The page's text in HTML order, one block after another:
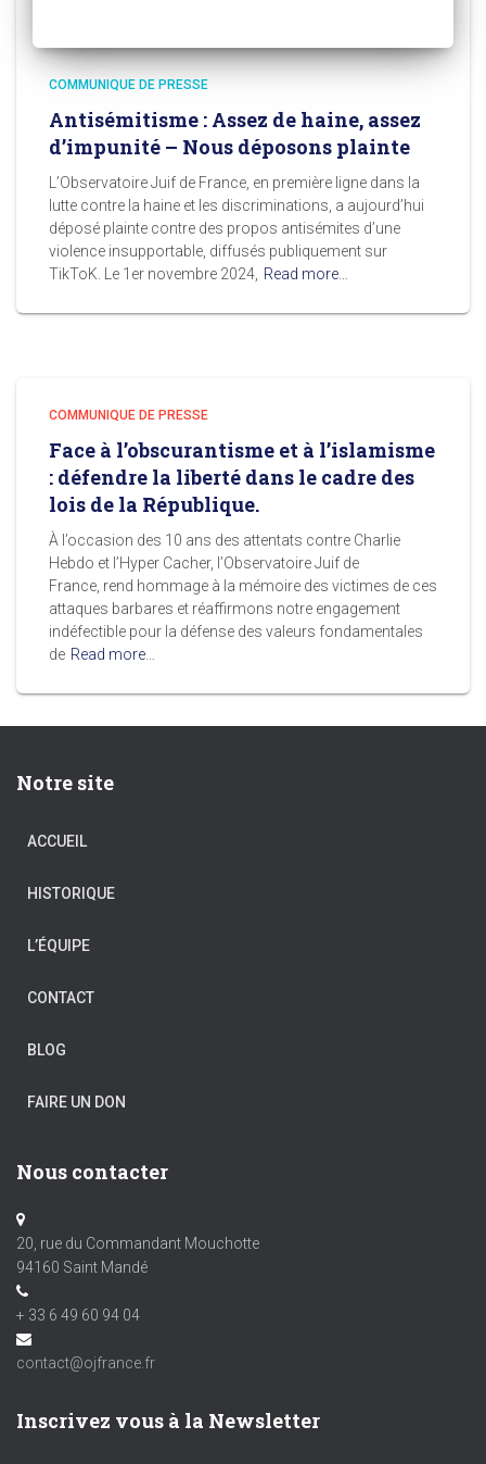
COMMUNIQUE DE PRESSE
Antisémitisme : Assez de haine, assez
d’impunité – Nous déposons plainte
L’Observatoire Juif de France, en première ligne dans la
lutte contre la haine et les discriminations, a aujourd’hui
déposé plainte contre des propos antisémites d’une
violence insupportable, diffusés publiquement sur
TikToK. Le 1er novembre 2024, Read more…
COMMUNIQUE DE PRESSE
Face à l’obscurantisme et à l’islamisme
: défendre la liberté dans le cadre des
lois de la République.
À l’occasion des 10 ans des attentats contre Charlie
Hebdo et l’Hyper Cacher, l’Observatoire Juif de
France, rend hommage à la mémoire des victimes de ces
attaques barbares et réaffirmons notre engagement
indéfectible pour la défense des valeurs fondamentales
de Read more…
Notre site
ACCUEIL
HISTORIQUE
L’ÉQUIPE
CONTACT
BLOG
FAIRE UN DON
Nous contacter
20, rue du Commandant Mouchotte
94160 Saint Mandé
+ 33 6 49 60 94 04
contact@ojfrance.fr
Inscrivez vous à la Newsletter